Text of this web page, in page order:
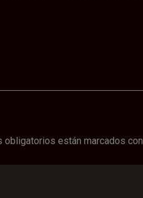
obligatorios están marcados con